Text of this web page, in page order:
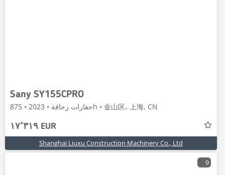
Sany SY155CPRO
حفارات زحافة • 2023 • 875h • 金山区، 上海, CN
١٧٬٣١٩ EUR
Shanghai Liuxu Construction Machinery Co., Ltd
9